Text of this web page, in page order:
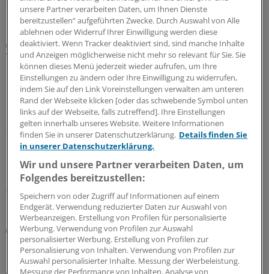
31.07.2026
Galenus-Kandidat 2026
Weniger Herzinsuffizienz-Ereignisse bei
HFpEF/HFmrEF
Herzinsuffizienz (HF) mit erhaltener (HFpEF) und mäßig
reduzierter (HFmrEF) Auswurfleistung tritt bei etwa der
Hälfte aller HF-Betroffenen auf. Unter dem nicht
steroidalen Mineralokortikoidrezeptor-Antagonisten
Finerenon trat in der Studie FINEARTS-HF der
kombinierte kardiovaskuläre Endpunkt seltener ein als
unter Placebo.
07.07.2026
Britische Studie
Herzinsuffizienz-Diagnostik: Sollte für adipöse
Menschen eine niedrigere NT-proBNP-Schwelle
gelten?
unsere Partner verarbeiten Daten, um Ihnen Dienste
bereitzustellen“ aufgeführten Zwecke. Durch Auswahl von Alle
ablehnen oder Widerruf Ihrer Einwilligung werden diese
deaktiviert. Wenn Tracker deaktiviert sind, sind manche Inhalte
und Anzeigen möglicherweise nicht mehr so relevant für Sie. Sie
können dieses Menü jederzeit wieder aufrufen, um Ihre
Einstellungen zu ändern oder Ihre Einwilligung zu widerrufen,
indem Sie auf den Link Voreinstellungen verwalten am unteren
Rand der Webseite klicken [oder das schwebende Symbol unten
links auf der Webseite, falls zutreffend]. Ihre Einstellungen
gelten innerhalb unseres Website. Weitere Informationen
finden Sie in unserer Datenschutzerklärung. Details finden Sie
in unserer Datenschutzerklärung.
Wir und unsere Partner verarbeiten Daten, um
Folgendes bereitzustellen:
Speichern von oder Zugriff auf Informationen auf einem
Endgerät. Verwendung reduzierter Daten zur Auswahl von
Werbeanzeigen. Erstellung von Profilen für personalisierte
Werbung. Verwendung von Profilen zur Auswahl
personalisierter Werbung. Erstellung von Profilen zur
Personalisierung von Inhalten. Verwendung von Profilen zur
Auswahl personalisierter Inhalte. Messung der Werbeleistung.